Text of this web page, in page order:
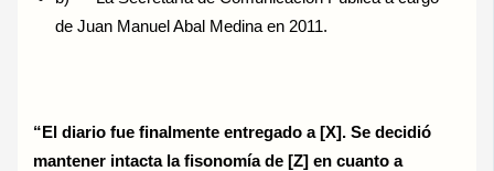
de Juan Manuel Abal Medina en 2011.
“El diario fue finalmente entregado a [X]. Se decidió
mantener intacta la fisonomía de [Z] en cuanto a